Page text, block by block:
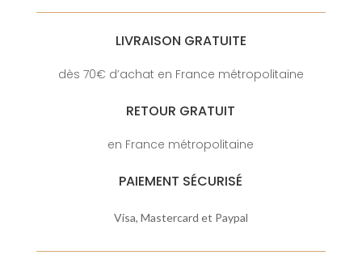
LIVRAISON GRATUITE
dès 70€ d’achat en France métropolitaine
RETOUR GRATUIT
en France métropolitaine
PAIEMENT SÉCURISÉ
Visa, Mastercard et Paypal